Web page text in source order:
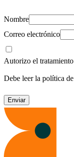
Nombre
Correo electrónico
Autorizo el
Debe leer la política